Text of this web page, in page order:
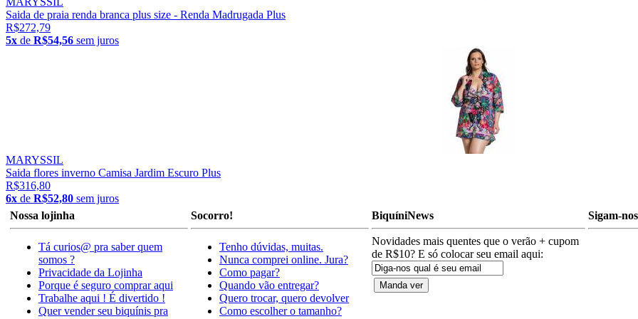
Saida de praia renda branca plus size - Renda Madrugada Plus
R$272,79
5x de R$54,56 sem juros
MARYSSIL
Saida flores inverno Camisa Jardim Escuro Plus
R$316,80
6x de R$52,80 sem juros
Nossa lojinha
Tá curios@ pra saber quem
somos ?
Privacidade da Lojinha
Porque é seguro comprar aqui
Trabalhe aqui ! É divertido !
Quer vender seu biquínis pra
Socorro!
Tenho dúvidas, muitas.
Nunca comprei online. Jura?
Como pagar?
Quando vão entregar?
Quero trocar, quero devolver
Como escolher o tamanho?
BiquíniNews
Novidades mais quentes que o verão + cupom
de R$10? E só colocar seu email aqui:
Sigam-